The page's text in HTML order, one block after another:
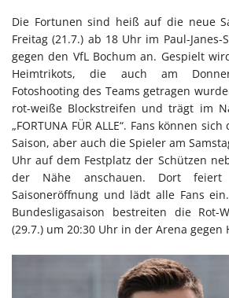
Die Fortunen sind heiß auf die neue
Freitag (21.7.) ab 18 Uhr im Paul-Janes-
gegen den VfL Bochum an. Gespielt
Heimtrikots, die auch am
Fotoshooting des Teams getragen
rot-weiße Blockstreifen und trägt im
„FORTUNA FÜR ALLE“. Fans können
Saison, aber auch die Spieler am
Uhr auf dem Festplatz der Schützen
der Nähe anschauen. Dort
Saisoneröffnung und lädt alle Fans
Bundesligasaison bestreiten die Rot-
(29.7.) um 20:30 Uhr in der Arena gegen